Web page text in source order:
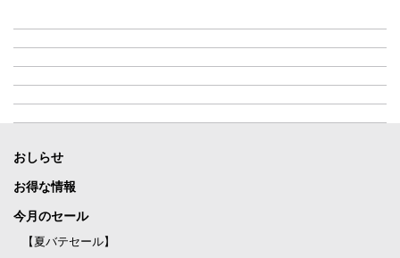
おしらせ
お得な情報
今月のセール
【夏バテセール】